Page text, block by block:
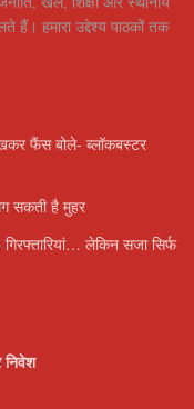
हमारा उद्देश्य पाठकों तक
फैंस बोले- ब्लॉकबस्टर
सकती है मुहर
लेकिन सजा सिर्फ